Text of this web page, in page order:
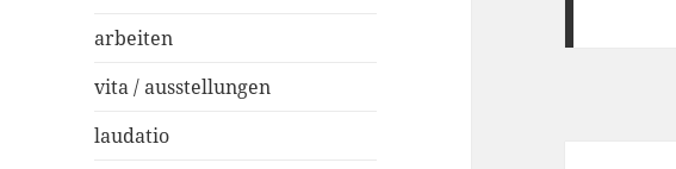
arbeiten
vita / ausstellungen
laudatio